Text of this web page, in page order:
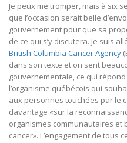
Je peux me tromper, mais à six
que l’occasion serait belle
gouvernement pour que sa
de ce qui s’y discutera. Je suis
British Columbia Cancer Agency
dans son texte et on sent
gouvernementale, ce qui
l’organisme québécois qui
aux personnes touchées par le
davantage «sur la
organismes communautaires et
cancer». L’engagement de tous